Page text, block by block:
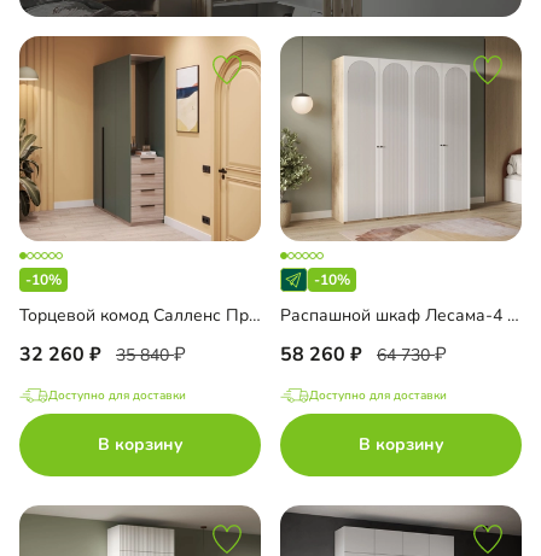
-10%
Торцевой комод Салленс Премиум с зеркалом
32 260 35 840
Доступно для доставки
В корзину
-10%
Распашной шкаф Лесама-4 Декор 1
58 260 64 730
Доступно для доставки
В корзину